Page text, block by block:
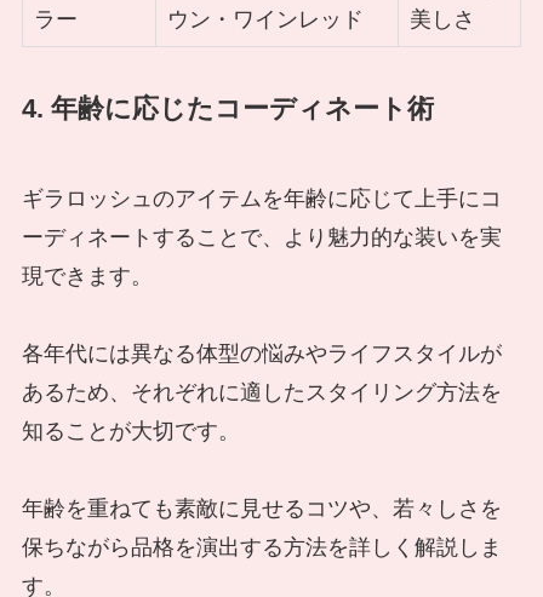
ラー
ウン・ワインレッド
美しさ
4. 年齢に応じたコーディネート術
ギラロッシュのアイテムを年齢に応じて上手にコ
ーディネートすることで、より魅力的な装いを実
現できます。
各年代には異なる体型の悩みやライフスタイルが
あるため、それぞれに適したスタイリング方法を
知ることが大切です。
年齢を重ねても素敵に見せるコツや、若々しさを
保ちながら品格を演出する方法を詳しく解説しま
す。